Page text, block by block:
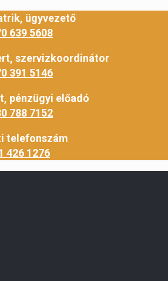
ügyvezető
639 5608
szervizkoordinátor
391 5146
pénzügyi előadó
788 7152
telefonszám
426 1276